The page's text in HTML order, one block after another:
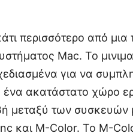
περισσότερο από
Mac. Το
για να
ένα ακατάστατο χώρο
μεταξύ των
και M-Color. Το M-